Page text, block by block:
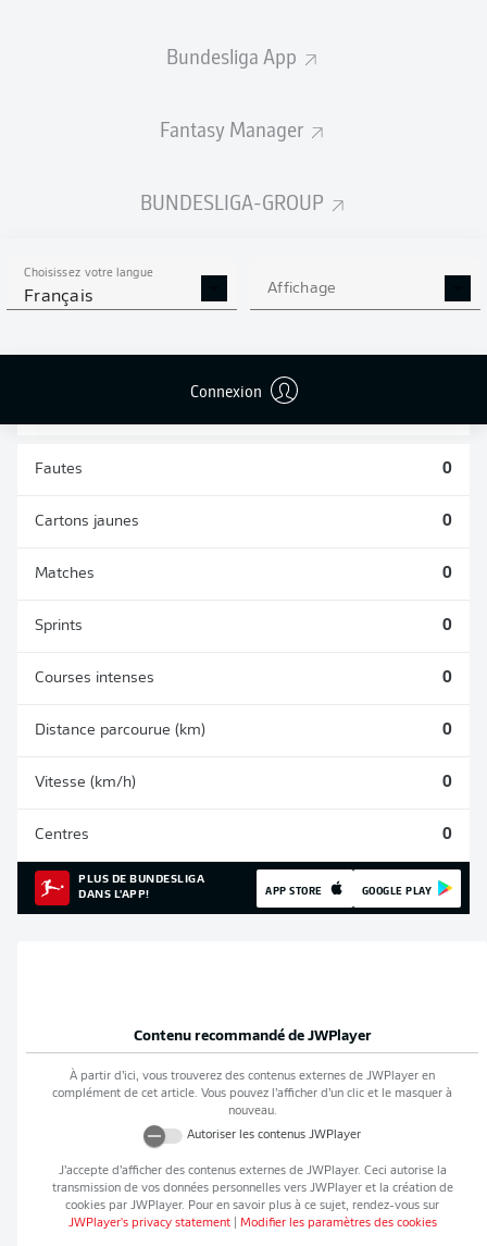
Bundesliga App
Fantasy Manager
BUNDESLIGA-GROUP
Choisissez votre langue
Français Affichage
Connexion
STATS DE LA SAISON
2026/2027
0
AÉRIENS
0
Fautes 0
Cartons jaunes 0
Matches 0
Sprints 0
Courses intenses 0
Distance parcourue (km) 0
Vitesse (km/h) 0
Centres 0
PLUS DE BUNDESLIGA
DANS L'APP!
APP STORE GOOGLE PLAY
Contenu recommandé de JWPlayer
À partir d’ici, vous trouverez des contenus externes de JWPlayer en
complément de cet article. Vous pouvez l’afficher d’un clic et le masquer à
nouveau.
Autoriser les contenus JWPlayer
J’accepte d’afficher des contenus externes de JWPlayer. Ceci autorise la
transmission de vos données personnelles vers JWPlayeret la création de
cookies par JWPlayer. Pour en savoir plus à ce sujet, rendez-vous sur
JWPlayer's privacy statement| Modifier les paramètres des cookies